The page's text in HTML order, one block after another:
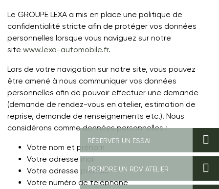
Le GROUPE LEXA a mis en place une politique de
confidentialité stricte afin de protéger vos données
personnelles lorsque vous naviguez sur notre
site www.lexa-automobile.fr.
Lors de votre navigation sur notre site, vous pouvez
être amené à nous communiquer vos données
personnelles afin de pouvoir effectuer une demande
(demande de rendez-vous en atelier, estimation de
reprise, demande de renseignements etc.). Nous
considérons comme données personnelles :
Votre nom et prénom
Votre adresse mail
Votre adresse postale
Votre numéro de téléphone